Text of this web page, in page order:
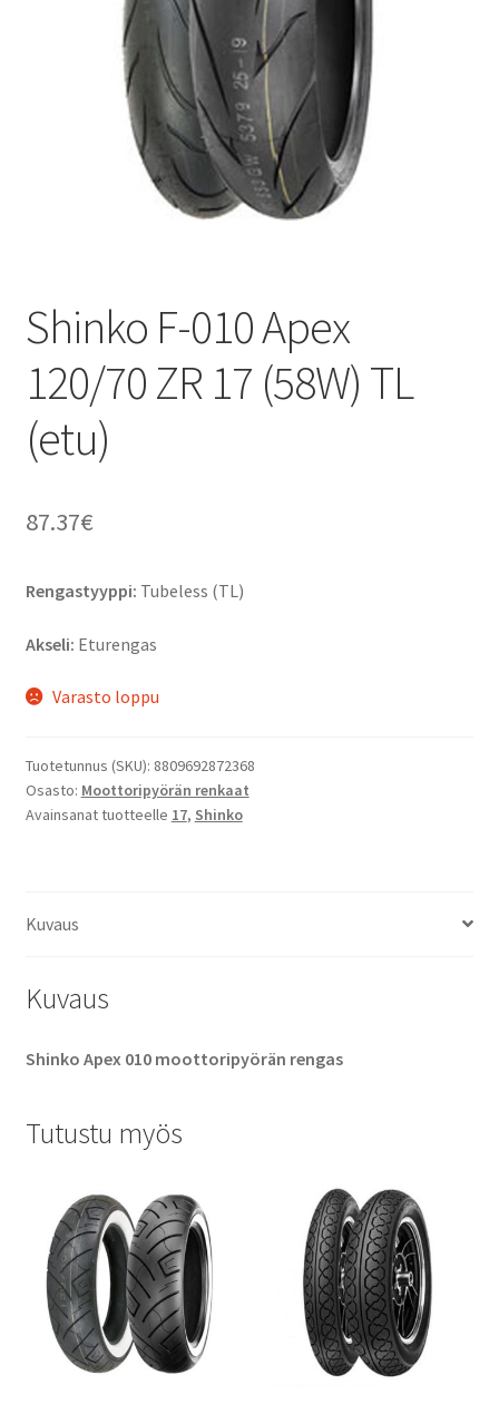
Shinko F-010 Apex
120/70 ZR 17 (58W) TL
(etu)
87.37€
Rengastyyppi: Tubeless (TL)
Akseli: Eturengas
Varasto loppu
Tuotetunnus (SKU): 8809692872368
Osasto: Moottoripyörän renkaat
Avainsanat tuotteelle 17, Shinko
Kuvaus
Kuvaus
Shinko Apex 010 moottoripyörän rengas
Tutustu myös